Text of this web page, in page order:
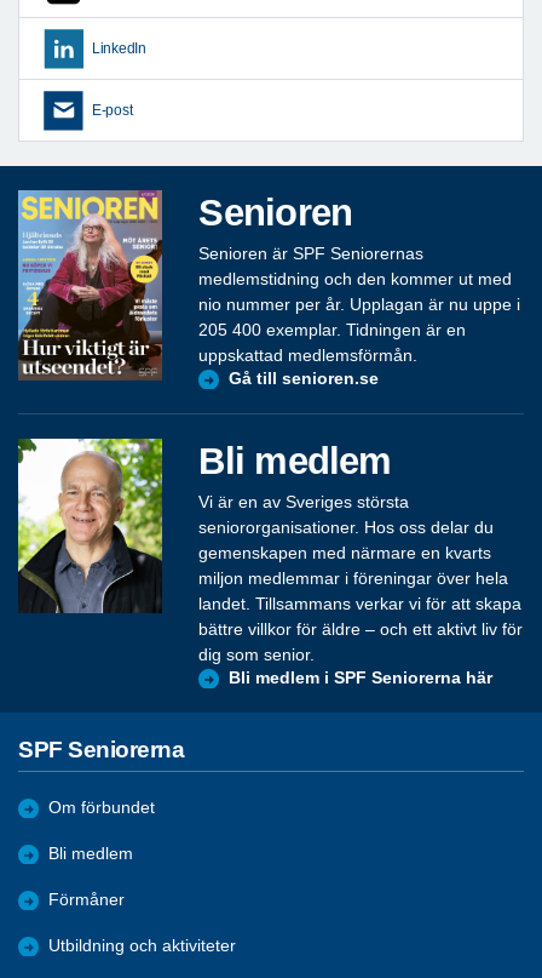
LinkedIn
E-post
Senioren
Senioren är SPF Seniorernas
medlemstidning och den kommer ut med
nio nummer per år. Upplagan är nu uppe i
205 400 exemplar. Tidningen är en
uppskattad medlemsförmån.
Gå till senioren.se
Bli medlem
Vi är en av Sveriges största
seniororganisationer. Hos oss delar du
gemenskapen med närmare en kvarts
miljon medlemmar i föreningar över hela
landet. Tillsammans verkar vi för att skapa
bättre villkor för äldre – och ett aktivt liv för
dig som senior.
Bli medlem i SPF Seniorerna här
SPF Seniorerna
Om förbundet
Bli medlem
Förmåner
Utbildning och aktiviteter